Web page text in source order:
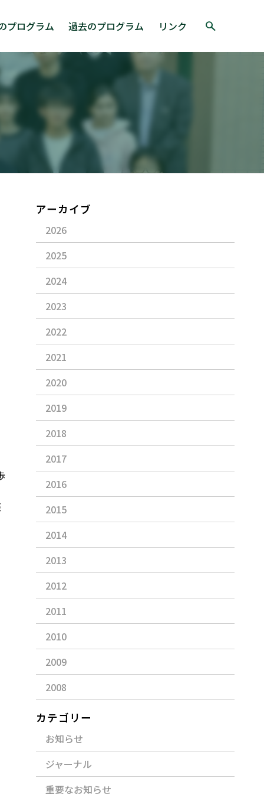
プログラム 過去のプログラム リンク
アーカイブ
2026
2025
2024
2023
2022
2021
2020
2019
2018
2017
2016
2015
2014
2013
2012
2011
2010
2009
2008
カテゴリー
お知らせ
ジャーナル
重要なお知らせ